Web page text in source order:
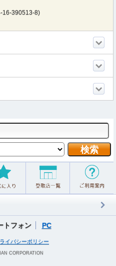
16-390513-8)
トフォン PC
イバシーポリシー
CORPORATION